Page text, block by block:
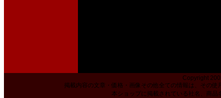
Copyright
掲載内容の文章・価格・画像その他全ての情報は、その
本ショップに掲載されている社名、商